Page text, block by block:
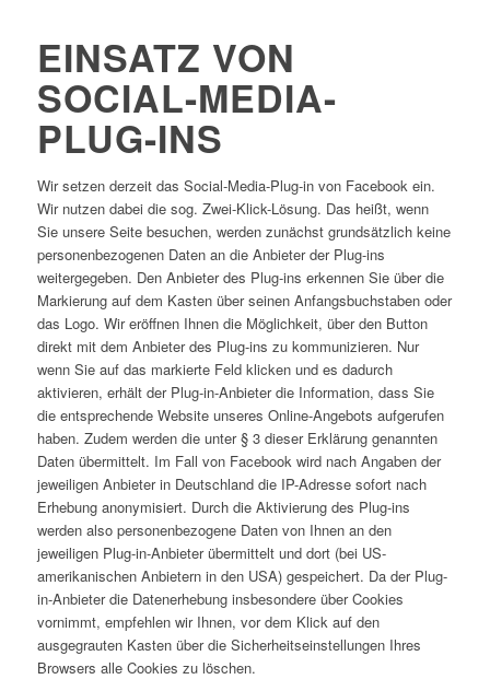
EINSATZ VON
SOCIAL-MEDIA-
PLUG-INS
Wir setzen derzeit das Social-Media-Plug-in von Facebook ein.
Wir nutzen dabei die sog. Zwei-Klick-Lösung. Das heißt, wenn
Sie unsere Seite besuchen, werden zunächst grundsätzlich keine
personenbezogenen Daten an die Anbieter der Plug-ins
weitergegeben. Den Anbieter des Plug-ins erkennen Sie über die
Markierung auf dem Kasten über seinen Anfangsbuchstaben oder
das Logo. Wir eröffnen Ihnen die Möglichkeit, über den Button
direkt mit dem Anbieter des Plug-ins zu kommunizieren. Nur
wenn Sie auf das markierte Feld klicken und es dadurch
aktivieren, erhält der Plug-in-Anbieter die Information, dass Sie
die entsprechende Website unseres Online-Angebots aufgerufen
haben. Zudem werden die unter § 3 dieser Erklärung genannten
Daten übermittelt. Im Fall von Facebook wird nach Angaben der
jeweiligen Anbieter in Deutschland die IP-Adresse sofort nach
Erhebung anonymisiert. Durch die Aktivierung des Plug-ins
werden also personenbezogene Daten von Ihnen an den
jeweiligen Plug-in-Anbieter übermittelt und dort (bei US-
amerikanischen Anbietern in den USA) gespeichert. Da der Plug-
in-Anbieter die Datenerhebung insbesondere über Cookies
vornimmt, empfehlen wir Ihnen, vor dem Klick auf den
ausgegrauten Kasten über die Sicherheitseinstellungen Ihres
Browsers alle Cookies zu löschen.